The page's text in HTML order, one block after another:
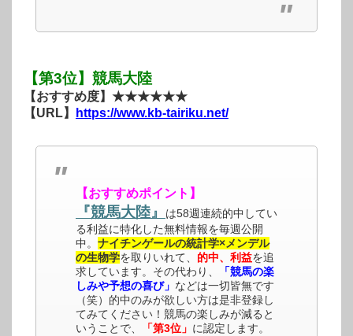
【第3位】競馬大陸
【おすすめ度】★★★★★★
【URL】
https://www.kb-tairiku.net/
【おすすめポイント】
『競馬大陸』
は58週連続的中してい
る利益に特化した無料情報を毎週公開
中。 ナイチンゲールの統計学×メンデル
の生物学を取りいれて、 的中、利益を追
求しています。その代わり、
「競馬の楽
しみや予想の喜び」 などは一切皆無です
（笑）的中のみが欲しい方は是非登録し
てみてください！競馬の楽しみが減ると
いうことで、
「第3位」 に認定します。